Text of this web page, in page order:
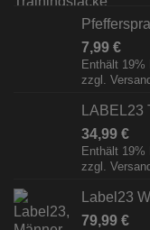
7,99 €
Enthält 19%
zzgl. Versand
34,99 €
Enthält 19%
zzgl. Versand
Label23
79,99 €